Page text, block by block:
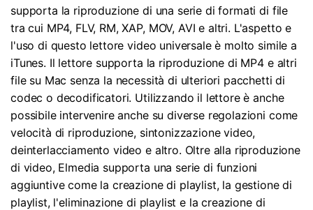
supporta la riproduzione di una serie di formati di file
tra cui MP4, FLV, RM, XAP, MOV, AVI e altri. L'aspetto e
l'uso di questo lettore video universale è molto simile a
iTunes. Il lettore supporta la riproduzione di MP4 e altri
file su Mac senza la necessità di ulteriori pacchetti di
codec o decodificatori. Utilizzando il lettore è anche
possibile intervenire anche su diverse regolazioni come
velocità di riproduzione, sintonizzazione video,
deinterlacciamento video e altro. Oltre alla riproduzione
di video, Elmedia supporta una serie di funzioni
aggiuntive come la creazione di playlist, la gestione di
playlist, l'eliminazione di playlist e la creazione di